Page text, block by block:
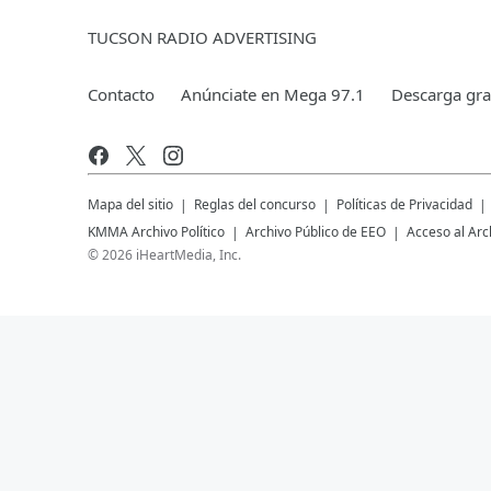
TUCSON RADIO ADVERTISING
Contacto Anúnciate en Mega 97.1 Descarga
Mapa del sitio Reglas del concurso
Políticas de Privacidad
KMMAArchivo Político Archivo Público de EEO
Acceso al
©2026 iHeartMedia, Inc.